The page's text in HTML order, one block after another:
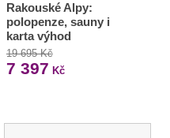
Rakouské Alpy:
polopenze, sauny i
karta výhod
19 695 Kč
7 397 Kč